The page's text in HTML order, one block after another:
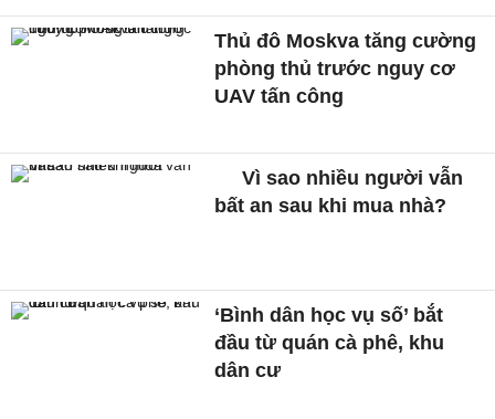
Thủ đô Moskva tăng cường
phòng thủ trước nguy cơ
UAV tấn công
Vì sao nhiều người vẫn
bất an sau khi mua nhà?
‘Bình dân học vụ số’ bắt
đầu từ quán cà phê, khu
dân cư